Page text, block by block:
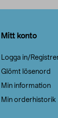
Mitt konto
Logga in/
Glömt lösenord
Min information
Min orderhistorik